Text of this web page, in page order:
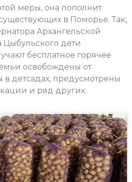
меры, она пополнит
в Поморье. Так,
Архангельской
Цыбульского дети
бесплатное горячее
освобождены от
в детсадах, предусмотрены
и ряд других.